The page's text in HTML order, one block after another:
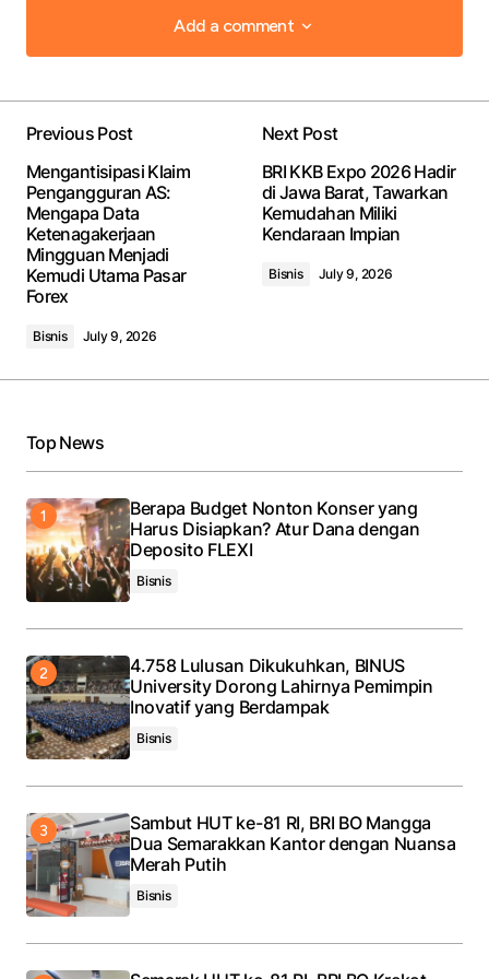
Add a comment
Add a comment
fields are marked*
Comment*
Your E-mail
Save my name, email, and website in this browser
for the next time I comment.
Submit Comment
Previous Post
Mengantisipasi Klaim
Pengangguran AS:
Mengapa Data
Ketenagakerjaan
Mingguan Menjadi
Kemudi Utama Pasar
Forex
Bisnis July 9, 2026
Next Post
BRI KKB Expo 2026 Hadir
di Jawa Barat, Tawarkan
Kemudahan Miliki
Kendaraan Impian
Bisnis July 9, 2026
Top News
Berapa Budget Nonton Konser yang
Harus Disiapkan? Atur Dana dengan
Deposito FLEXI
Bisnis
4.758 Lulusan Dikukuhkan, BINUS
University Dorong Lahirnya Pemimpin
Inovatif yang Berdampak
Bisnis
Sambut HUT ke-81 RI, BRI BO Mangga
Dua Semarakkan Kantor dengan Nuansa
Merah Putih
Bisnis